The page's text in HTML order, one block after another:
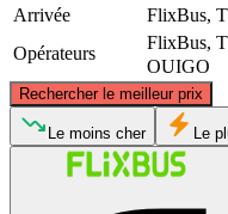
Arrivée
FlixBus,
Opérateurs
FlixBus,
OUIGO
Rechercher le meilleur prix
Le moins cher Le